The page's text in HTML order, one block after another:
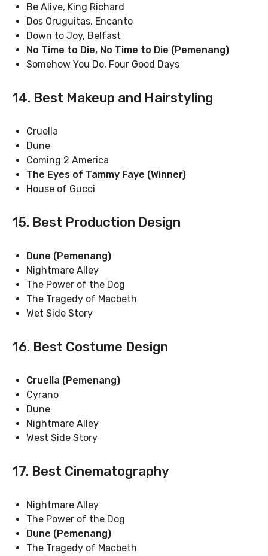
Be Alive, King Richard
Dos Oruguitas, Encanto
Down to Joy, Belfast
No Time to Die, No Time to Die (Pemenang)
Somehow You Do, Four Good Days
14. Best Makeup and Hairstyling
Cruella
Dune
Coming 2 America
The Eyes of Tammy Faye (Winner)
House of Gucci
15. Best Production Design
Dune (Pemenang)
Nightmare Alley
The Power of the Dog
The Tragedy of Macbeth
Wet Side Story
16. Best Costume Design
Cruella (Pemenang)
Cyrano
Dune
Nightmare Alley
West Side Story
17. Best Cinematography
Nightmare Alley
The Power of the Dog
Dune (Pemenang)
The Tragedy of Macbeth